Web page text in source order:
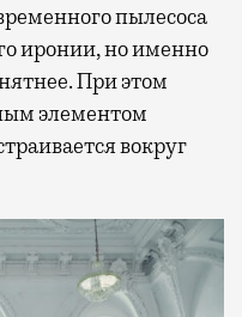
пылесоса
иронии, но именно
При этом
элементом
вокруг